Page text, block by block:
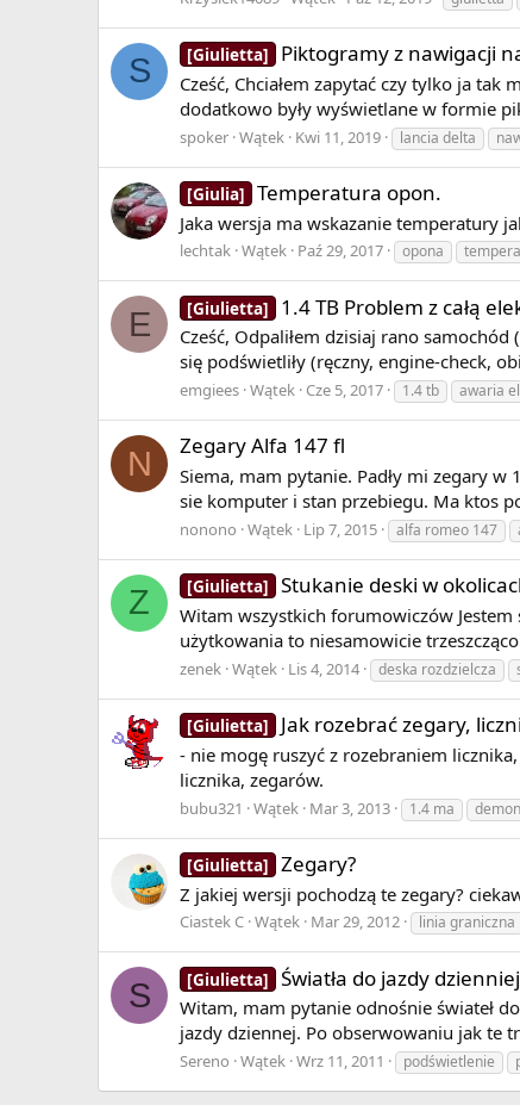
S [Giulietta] Piktogramy z nawigacji
Cześć, Chciałem zapytać czy tylko ja
dodatkowo były wyświetlane w formie
spoker Wątek Kwi 11, 2019 lancia delta
[Giulia] Temperatura opon.
Jaka wersja ma wskazanie temperatury
lechtak Wątek Paź 29, 2017 opona
E [Giulietta] 1.4 TB Problem z całą
Cześć, Odpaliłem dzisiaj rano
się podświetliły (ręczny, engine-check,
emgiees Wątek Cze 5, 2017 1.4 tb awaria
N Zegary Alfa 147 fl
Siema, mam pytanie. Padły mi zegary
sie komputer i stan przebiegu. Ma ktos
nonono Wątek Lip 7, 2015 alfa romeo 147
Z [Giulietta] Stukanie deski w
Witam wszystkich forumowiczów
użytkowania to niesamowicie
zenek Wątek Lis 4, 2014 deska rozdzielcza
[Giulietta] Jak rozebrać zegary,
- nie mogę ruszyć z rozebraniem
licznika, zegarów.
bubu321 Wątek Mar 3, 2013 1.4 ma
[Giulietta] Zegary?
Z jakiej wersji pochodzą te zegary?
Ciastek C Wątek Mar 29, 2012 linia graniczna
S [Giulietta] Światła do jazdy
Witam, mam pytanie odnośnie świateł
jazdy dziennej. Po obserwowaniu jak te
Sereno Wątek Wrz 11, 2011 podświetlenie